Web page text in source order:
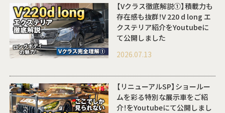
【Vクラス徹底解説①】積載力も
存在感も抜群！V 220 d long エ
クステリア紹介をYoutubeに
て公開しました
2026.07.13
【リニューアルSP】ショールー
ムを彩る特別な展示車をご紹
介！をYoutubeにて公開しまし